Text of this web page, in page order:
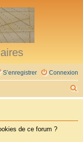
Connexion
S’enregistrer
e
de ce forum ?